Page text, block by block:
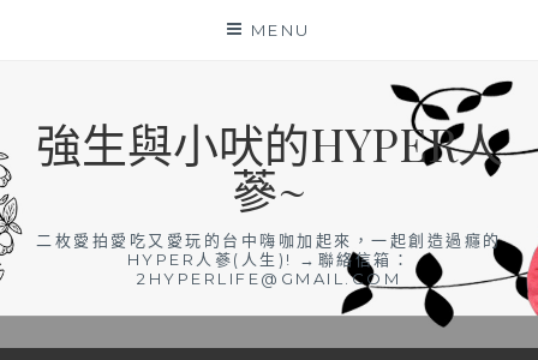
MENU
強生與小吠的HYPER人
蔘~
二枚愛拍愛吃又愛玩的台中嗨咖加起來，一起創造過癮的
HYPER人蔘(人生)! →聯絡信箱：
2HYPERLIFE@GMAIL.COM